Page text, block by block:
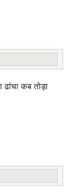
ढांचा कब तोड़ा